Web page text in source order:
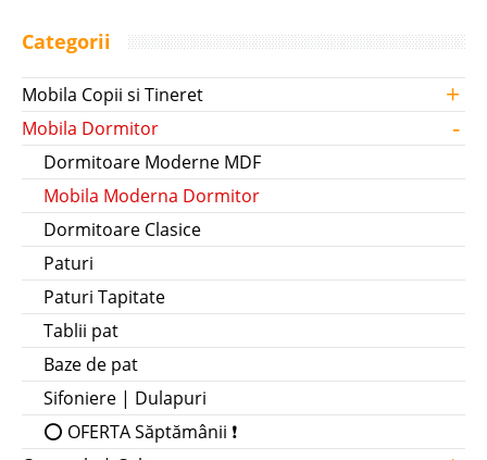
Categorii
Mobila Copii si Tineret +
Mobila Dormitor -
Dormitoare Moderne MDF
Mobila Moderna Dormitor
Dormitoare Clasice
Paturi
Paturi Tapitate
Tablii pat
Baze de pat
Sifoniere | Dulapuri
⭕ OFERTA Săptămânii ❗